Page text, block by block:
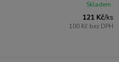
121 Kč/ks
100 Kč bez DPH
Skladem